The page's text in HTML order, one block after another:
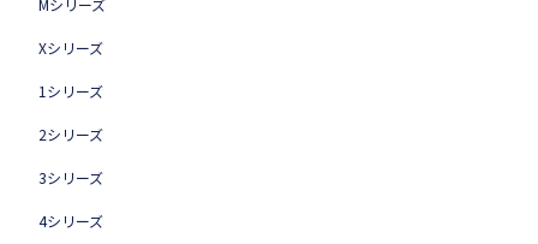
Xシリーズ
1シリーズ
2シリーズ
3シリーズ
4シリーズ